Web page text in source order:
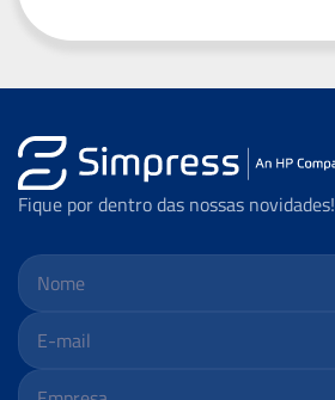
Fique por dentro das nossas novidades!